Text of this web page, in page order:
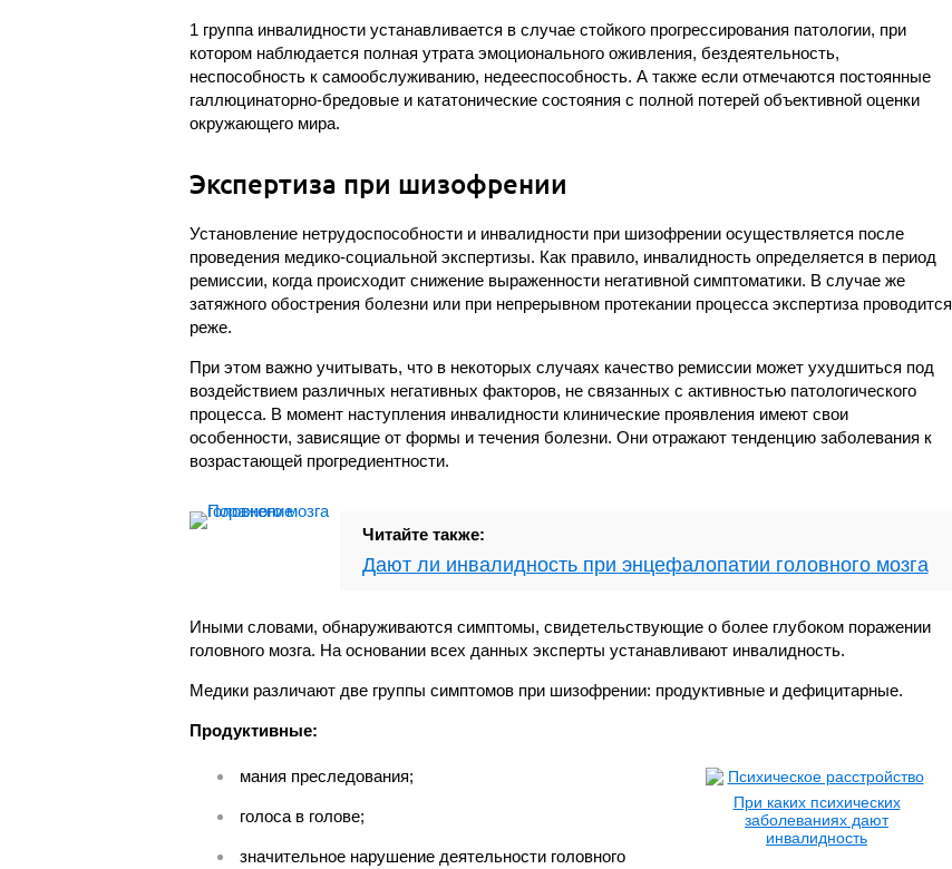
1 группа инвалидности устанавливается в случае стойкого прогрессирования патологии, при
котором наблюдается полная утрата эмоционального оживления, бездеятельность,
неспособность к самообслуживанию, недееспособность. А также если отмечаются постоянные
галлюцинаторно-бредовые и кататонические состояния с полной потерей объективной оценки
окружающего мира.
Экспертиза при шизофрении
Установление нетрудоспособности и инвалидности при шизофрении осуществляется после
проведения медико-социальной экспертизы. Как правило, инвалидность определяется в период
ремиссии, когда происходит снижение выраженности негативной симптоматики. В случае же
затяжного обострения болезни или при непрерывном протекании процесса экспертиза проводится
реже.
При этом важно учитывать, что в некоторых случаях качество ремиссии может ухудшиться под
воздействием различных негативных факторов, не связанных с активностью патологического
процесса. В момент наступления инвалидности клинические проявления имеют свои
особенности, зависящие от формы и течения болезни. Они отражают тенденцию заболевания к
возрастающей прогредиентности.
Читайте также:
Дают ли инвалидность при энцефалопатии головного мозга
Иными словами, обнаруживаются симптомы, свидетельствующие о более глубоком поражении
головного мозга. На основании всех данных эксперты устанавливают инвалидность.
Медики различают две группы симптомов при шизофрении: продуктивные и дефицитарные.
При каких психических
заболеваниях дают
инвалидность
Продуктивные:
мания преследования;
голоса в голове;
значительное нарушение деятельности головного